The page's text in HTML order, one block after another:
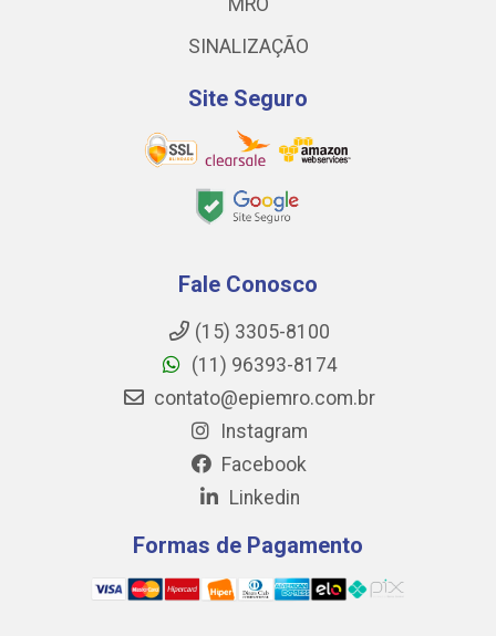
MRO
SINALIZAÇÃO
Site Seguro
Fale Conosco
(15) 3305-8100
(11) 96393-8174
contato@epiemro.com.br
Instagram
Facebook
Linkedin
Formas de Pagamento